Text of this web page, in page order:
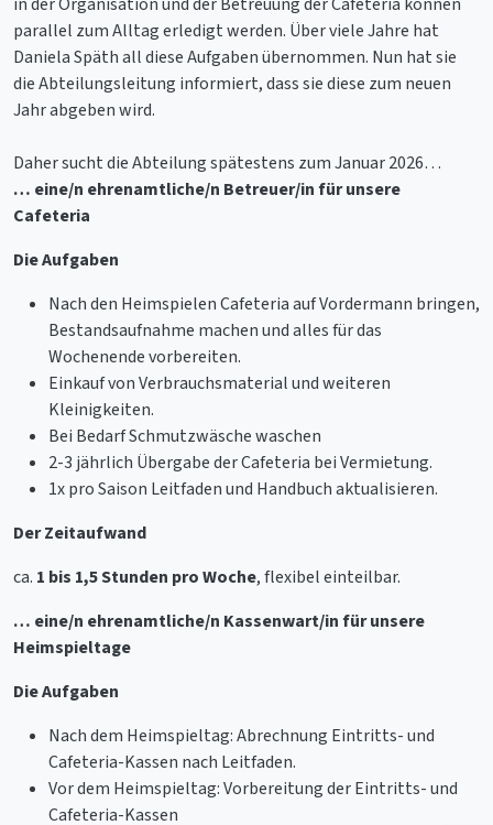
parallel zum Alltag erledigt werden. Über viele Jahre hat
Daniela Späth all diese Aufgaben übernommen. Nun hat sie
die Abteilungsleitung informiert, dass sie diese zum neuen
Jahr abgeben wird.
Daher sucht die Abteilung spätestens zum Januar 2026…
… eine/n ehrenamtliche/n Betreuer/in für unsere
Cafeteria
Die Aufgaben
Nach den Heimspielen Cafeteria auf Vordermann bringen,
Bestandsaufnahme machen und alles für das
Wochenende vorbereiten.
Einkauf von Verbrauchsmaterial und weiteren
Kleinigkeiten.
Bei Bedarf Schmutzwäsche waschen
2-3 jährlich Übergabe der Cafeteria bei Vermietung.
1x pro Saison Leitfaden und Handbuch aktualisieren.
Der Zeitaufwand
ca. 1 bis 1,5 Stunden pro Woche, flexibel einteilbar.
… eine/n ehrenamtliche/n Kassenwart/in für unsere
Heimspieltage
Die Aufgaben
Nach dem Heimspieltag: Abrechnung Eintritts- und
Cafeteria-Kassen nach Leitfaden.
Vor dem Heimspieltag: Vorbereitung der Eintritts- und
Cafeteria-Kassen